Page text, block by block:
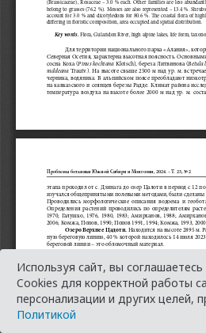
Используя сайт, вы
Cookies для корректной работы
персонализации и других целей,
Политикой